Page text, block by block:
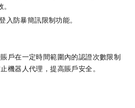
入防暴簡訊限制功能。
戶在一定時間範圍內的認證次數限制
機器人代理，提高賬戶安全。